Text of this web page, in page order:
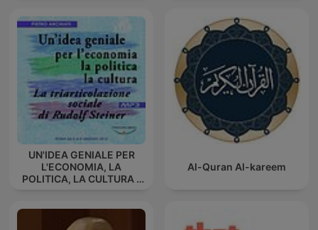
UN'IDEA GENIALE PER
L'ECONOMIA, LA
POLITICA, LA CULTURA -
Al-Quran Al-kareem